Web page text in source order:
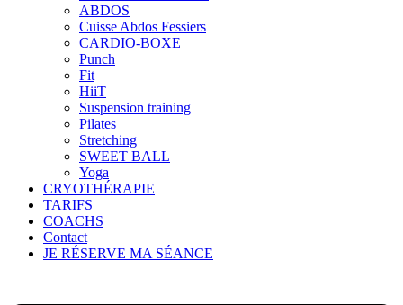
ABDOS
Cuisse Abdos Fessiers
CARDIO-BOXE
Punch
Fit
HiiT
Suspension training
Pilates
Stretching
SWEET BALL
Yoga
CRYOTHÉRAPIE
TARIFS
COACHS
Contact
JE RÉSERVE MA SÉANCE